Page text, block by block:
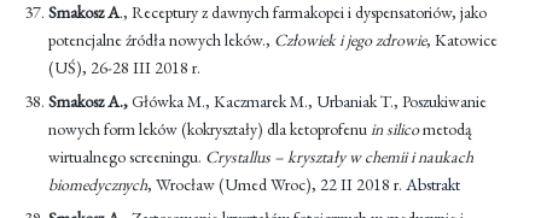
Smakosz A., Receptury z dawnych farmakopei i dyspensatoriów, jako
potencjalne źródła nowych leków., Człowiek i jego zdrowie, Katowice
(UŚ), 26-28 III 2018 r.
Smakosz A.,Główka M., Kaczmarek M., Urbaniak T., Poszukiwanie
nowych form leków (kokryształy) dla ketoprofenuin silicometodą
wirtualnego screeningu. Crystallus – kryształy w chemii i naukach
biomedycznych, Wrocław (Umed Wroc), 22 II 2018 r. Abstrakt